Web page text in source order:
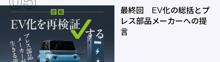
最終回 EV化の総括とプ
レス部品メーカーへの提
言